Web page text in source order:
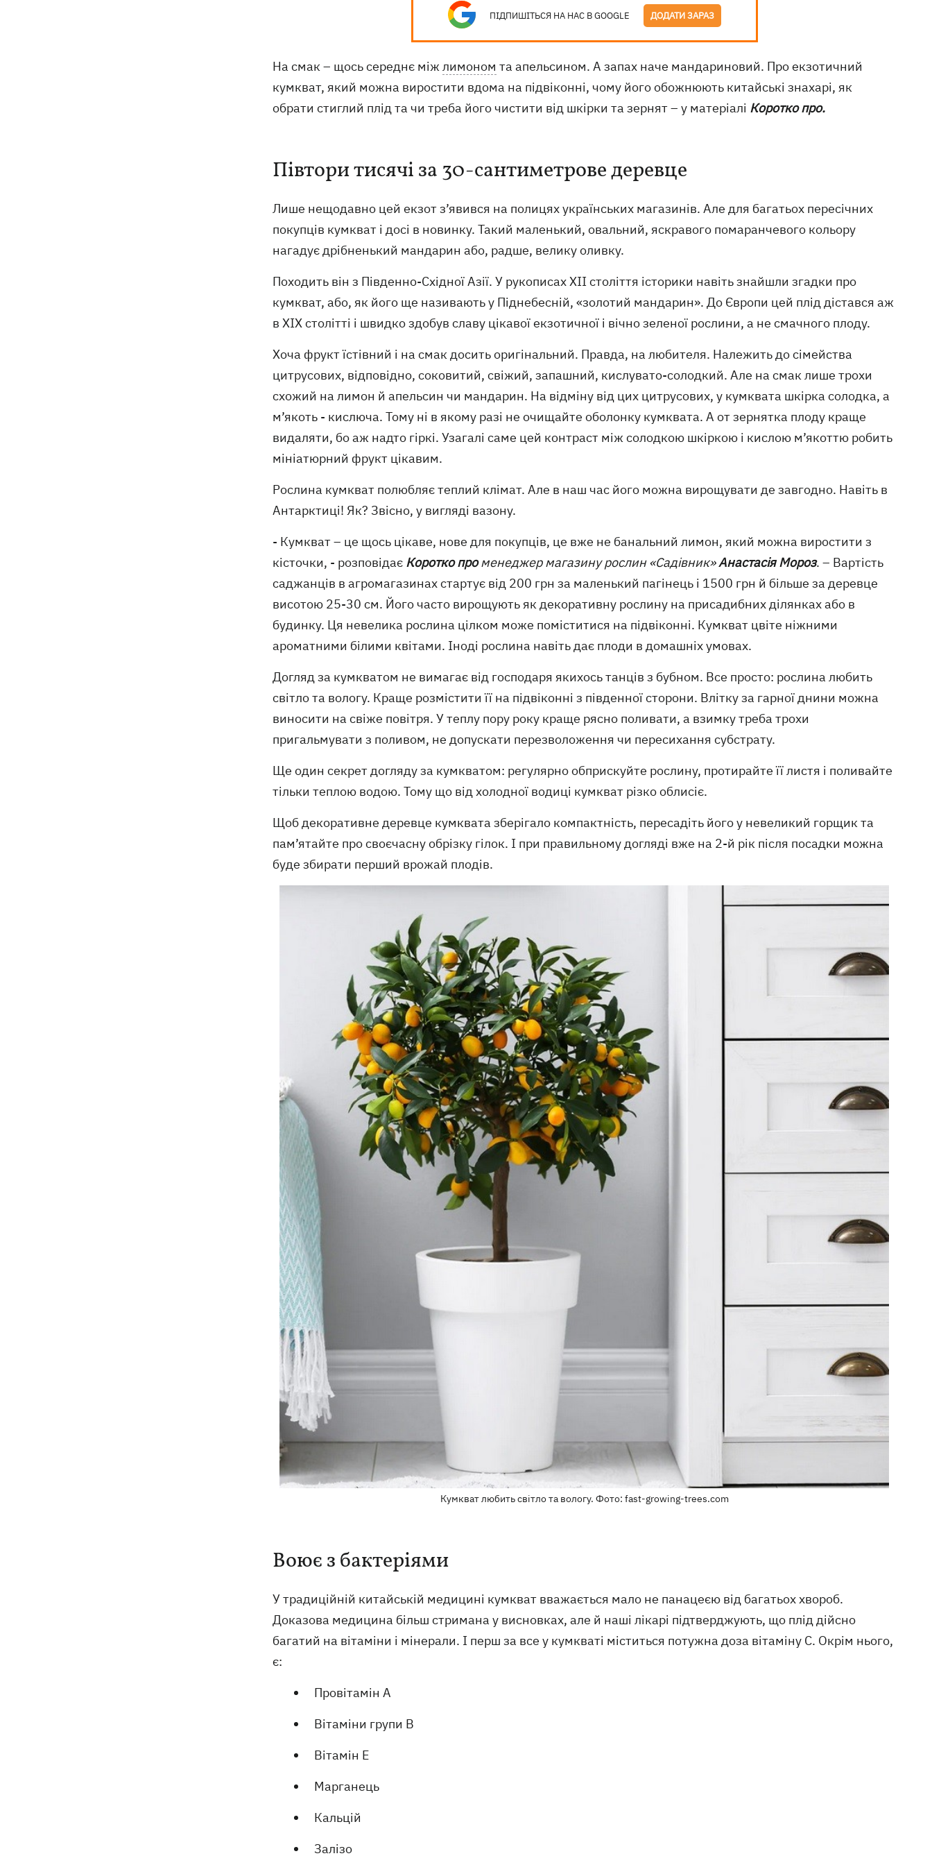
ПІДПИШІТЬСЯ НА НАС В GOOGLE ДОДАТИ ЗАРАЗ
На смак – щось середнє міжлимоном та апельсином. А запах наче мандариновий. Про екзотичний
кумкват, який можна виростити вдома на підвіконні, чому його обожнюють китайські знахарі, як
обрати стиглий плід та чи треба його чистити від шкірки та зернят – у матеріалі Коротко про.
Півтори тисячі за 30-сантиметрове деревце
Лише нещодавно цей екзот з’явився на полицях українських магазинів. Але для багатьох пересічних
покупців кумкват і досі в новинку. Такий маленький, овальний, яскравого помаранчевого кольору
нагадує дрібненький мандарин або, радше, велику оливку.
Походить він з Південно-Східної Азії. У рукописах XII століття історики навіть знайшли згадки про
кумкват, або, як його ще називають у Піднебесній, «золотий мандарин». До Європи цей плід дістався аж
в XIX столітті і швидко здобув славу цікавої екзотичної і вічно зеленої рослини, а не смачного плоду.
Хоча фрукт їстівний і на смак досить оригінальний. Правда, на любителя. Належить до сімейства
цитрусових, відповідно, соковитий, свіжий, запашний, кислувато-солодкий. Але на смак лише трохи
схожий на лимон й апельсин чи мандарин. На відміну від цих цитрусових, у кумквата шкірка солодка, а
м’якоть - кислюча. Тому ні в якому разі не очищайте оболонку кумквата. А от зернятка плоду краще
видаляти, бо аж надто гіркі. Узагалі саме цей контраст між солодкою шкіркою і кислою м’якоттю робить
мініатюрний фрукт цікавим.
Рослина кумкват полюбляє теплий клімат. Але в наш час його можна вирощувати де завгодно. Навіть в
Антарктиці! Як? Звісно, у вигляді вазону.
- Кумкват – це щось цікаве, нове для покупців, це вже не банальний лимон, який можна виростити з
кісточки, - розповідає Коротко променеджер магазину рослин «Садівник»Анастасія Мороз. – Вартість
саджанців в агромагазинах стартує від 200 грн за маленький пагінець і 1500 грн й більше за деревце
висотою 25-30 см. Його часто вирощують як декоративну рослину на присадибних ділянках або в
будинку. Ця невелика рослина цілком може поміститися на підвіконні. Кумкват цвіте ніжними
ароматними білими квітами. Іноді рослина навіть дає плоди в домашніх умовах.
Догляд за кумкватом не вимагає від господаря якихось танців з бубном. Все просто: рослина любить
світло та вологу. Краще розмістити її на підвіконні з південної сторони. Влітку за гарної днини можна
виносити на свіже повітря. У теплу пору року краще рясно поливати, а взимку треба трохи
пригальмувати з поливом, не допускати перезволоження чи пересихання субстрату.
Ще один секрет догляду за кумкватом: регулярно обприскуйте рослину, протирайте її листя і поливайте
тільки теплою водою. Тому що від холодної водиці кумкват різко облисіє.
Щоб декоративне деревце кумквата зберігало компактність, пересадіть його у невеликий горщик та
пам’ятайте про своєчасну обрізку гілок. І при правильному догляді вже на 2-й рік після посадки можна
буде збирати перший врожай плодів.
Кумкват любить світло та вологу. Фото: fast-growing-trees.com
Воює з бактеріями
У традиційній китайській медицині кумкват вважається мало не панацеєю від багатьох хвороб.
Доказова медицина більш стримана у висновках, але й наші лікарі підтверджують, що плід дійсно
багатий на вітаміни і мінерали. І перш за все у кумкваті міститься потужна доза вітаміну С. Окрім нього,
є:
Провітамін А
Вітаміни групи В
Вітамін Е
Марганець
Кальцій
Залізо